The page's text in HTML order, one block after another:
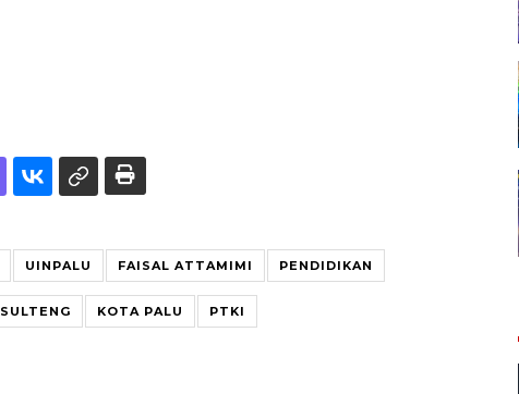
UINPALU FAISAL ATTAMIMI PENDIDIKAN
SULTENG KOTA PALU PTKI